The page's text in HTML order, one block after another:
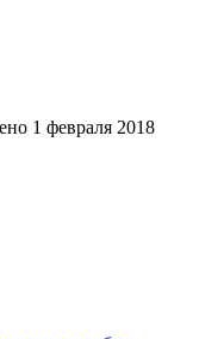
1 февраля 2018